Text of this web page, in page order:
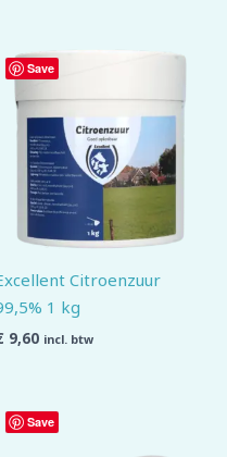
Save
Citroenzuur
1 kg
9,60 incl. btw
Save